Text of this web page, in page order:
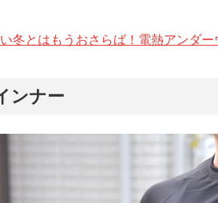
冬とはもうおさらば！電熱アンダー
ンナー